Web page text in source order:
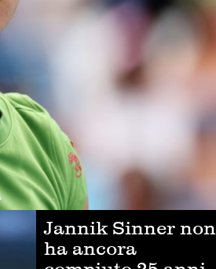
Jannik Sinner non
ha ancora